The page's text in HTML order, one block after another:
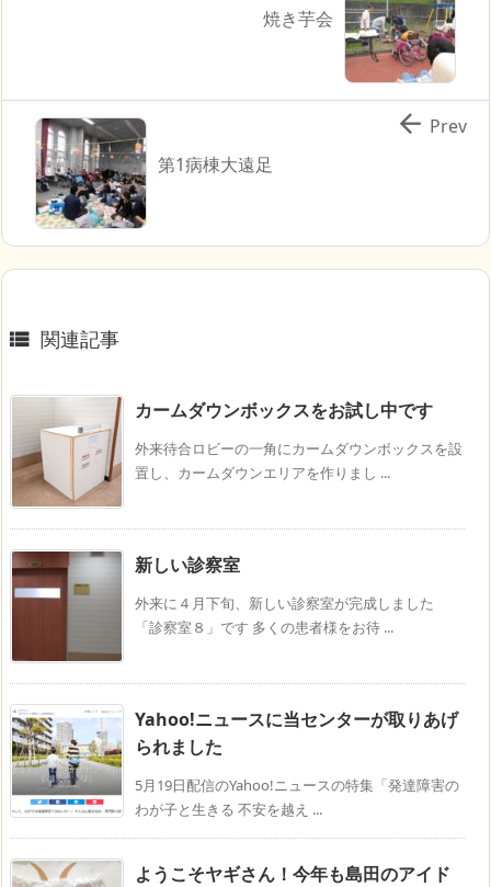
焼き芋会
第1病棟大遠足
 Prev
 関連記事
カームダウンボックスをお試し中です
外来待合ロビーの一角にカームダウンボックスを設
置し、カームダウンエリアを作りまし ...
新しい診察室
外来に４月下旬、新しい診察室が完成しました
「診察室８」です 多くの患者様をお待 ...
Yahoo!ニュースに当センターが取りあげ
られました
5月19日配信のYahoo!ニュースの特集「発達障害の
わが子と生きる 不安を越え ...
ようこそヤギさん！今年も島田のアイド